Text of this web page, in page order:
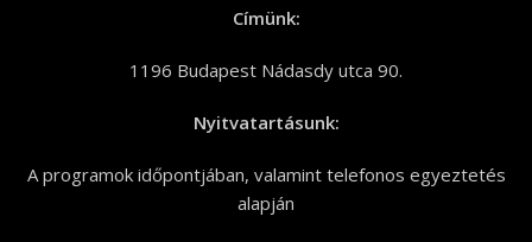
Címünk:
1196 Budapest Nádasdy utca 90.
Nyitvatartásunk:
A programok időpontjában, valamint telefonos egyeztetés
alapján